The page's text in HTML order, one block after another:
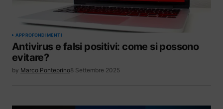
APPROFONDIMENTI
Antivirus e falsi positivi: come si possono
evitare?
by Marco Ponteprino8 Settembre 2025